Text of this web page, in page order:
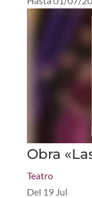
Obra
Teatro
Del 19 Jul